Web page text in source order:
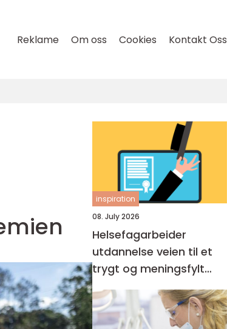
Reklame Om oss Cookies Kontakt Oss
inspiration
08. July 2026
Helsefagarbeider
utdannelse veien til et
trygt og meningsfylt
yrke